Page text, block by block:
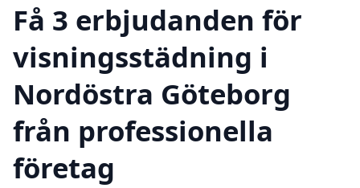
Få 3 erbjudanden för
visningsstädning i
Nordöstra Göteborg
från professionella
företag